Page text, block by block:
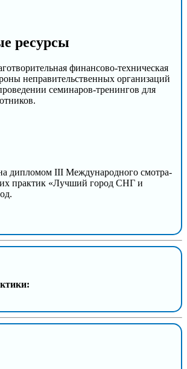
ресурсы
финансово-техническая
неправительственных организаций
семинаров-тренингов для
дипломом III Международного смотра-
практик «Лучший город СНГ и